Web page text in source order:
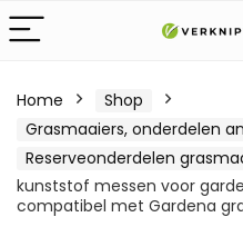
Home
Shop
Grasmaaiers, onderdelen
Reserveonderdelen
kunststof messen voor
compatibel met Gardena